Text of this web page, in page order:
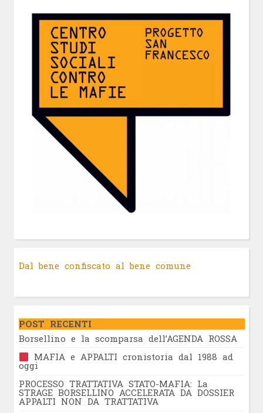
Dal bene confiscato al bene comune
POST RECENTI
Borsellino e la scomparsa dell’AGENDA ROSSA
MAFIA e APPALTI cronistoria dal 1988 ad
oggi
PROCESSO TRATTATIVA STATO-MAFIA: La
STRAGE BORSELLINO ACCELERATA DA DOSSIER
APPALTI NON DA TRATTATIVA